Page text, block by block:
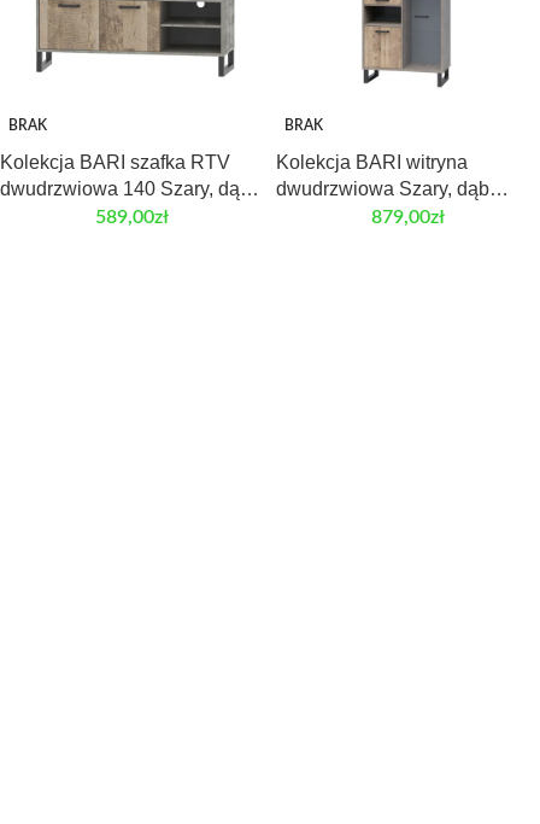
BRAK
Kolekcja BARI szafka RTV
dwudrzwiowa 140 Szary, dąb
589,00zł
BRAK
Kolekcja BARI witryna
dwudrzwiowa Szary, dąb
879,00zł